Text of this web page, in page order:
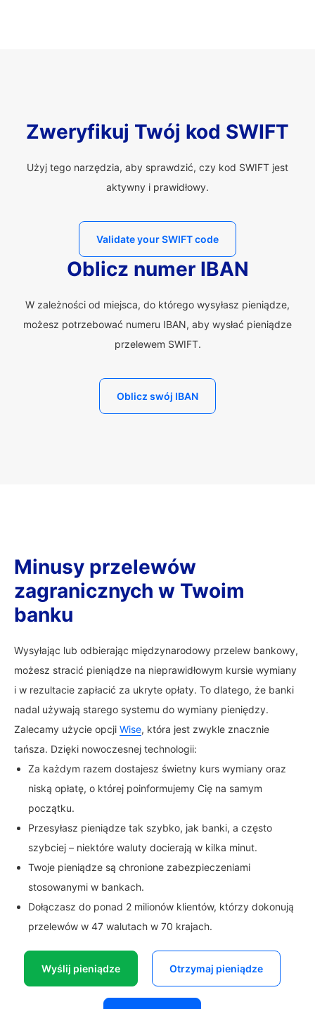
Zweryfikuj Twój kod SWIFT
Użyj tego narzędzia, aby sprawdzić, czy kod SWIFT jest
aktywny i prawidłowy.
Validate your SWIFT code
Oblicz numer IBAN
W zależności od miejsca, do którego wysyłasz pieniądze,
możesz potrzebować numeru IBAN, aby wysłać pieniądze
przelewem SWIFT.
Oblicz swój IBAN
Minusy przelewów
zagranicznych w Twoim
banku
Wysyłając lub odbierając międzynarodowy przelew bankowy,
możesz stracić pieniądze na nieprawidłowym kursie wymiany
i w rezultacie zapłacić za ukryte opłaty. To dlatego, że banki
nadal używają starego systemu do wymiany pieniędzy.
Zalecamy użycie opcji Wise, która jest zwykle znacznie
tańsza. Dzięki nowoczesnej technologii:
Za każdym razem dostajesz świetny kurs wymiany oraz
niską opłatę, o której poinformujemy Cię na samym
początku.
Przesyłasz pieniądze tak szybko, jak banki, a często
szybciej – niektóre waluty docierają w kilka minut.
Twoje pieniądze są chronione zabezpieczeniami
stosowanymi w bankach.
Dołączasz do ponad 2 milionów klientów, którzy dokonują
przelewów w 47 walutach w 70 krajach.
Wyślij pieniądze Otrzymaj pieniądze